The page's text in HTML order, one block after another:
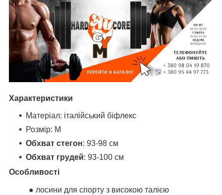
Характеристики
Матеріал: італійський біфлекс
Розмір: M
Обхват стегон: 93-98 см
Обхват грудей: 93-100 см
Особливості
● лосини для спорту з високою талією